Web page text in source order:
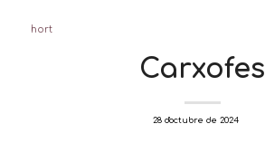
hort
Carxofes
28 d'octubre de 2024